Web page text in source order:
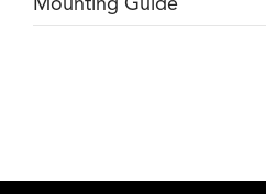
Mounting Guide